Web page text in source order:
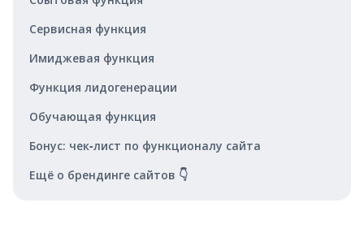
Сервисная функция
Имиджевая функция
Функция лидогенерации
Обучающая функция
Бонус: чек‑лист по функционалу сайта
Ещё о брендинге сайтов 👇